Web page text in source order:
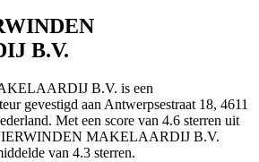
B.V.
B.V. is een
gevestigd aan Antwerpsestraat 18, 4611
Met een score van 4.6 sterren uit
MAKELAARDIJ B.V.
van 4.3 sterren.